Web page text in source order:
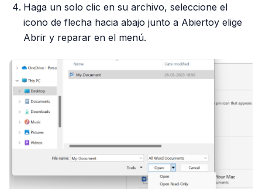
Haga un solo clic en su archivo, seleccione el
icono de flecha hacia abajo junto a Abiertoy elige
Abrir y reparar en el menú.